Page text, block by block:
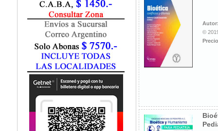
Fonoaudiología
Gastroenterología
Geriatría
Ginecología / Obstetricia
Hematología
Histología
Homeopatía
Infectología
Inmunología
Instrumentación Quirurgica
©